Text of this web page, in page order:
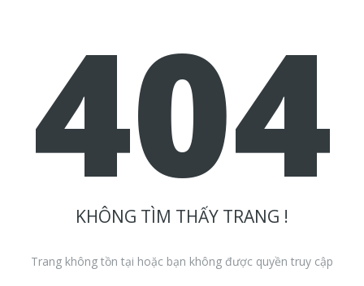
404
KHÔNG TÌM THẤY TRANG !
Trang không tồn tại hoặc bạn không được quyền truy cập